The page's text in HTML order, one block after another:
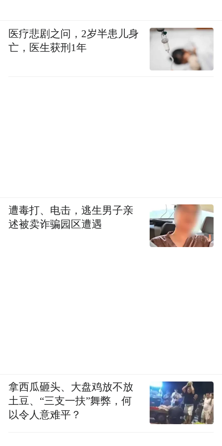
医疗悲剧之问，2岁半患儿身
亡，医生获刑1年
遭毒打、电击，逃生男子亲
述被卖诈骗园区遭遇
拿西瓜砸头、大盘鸡放不放
土豆、“三支一扶”舞弊，何
以令人意难平？